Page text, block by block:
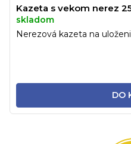
Kazeta s vekom nerez
skladom
DO
Nerezová kazeta na